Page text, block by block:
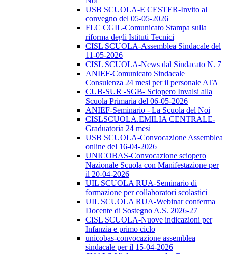
USB SCUOLA-E CESTER-Invito al
convegno del 05-05-2026
FLC CGIL-Comunicato Stampa sulla
riforma degli Istituti Tecnici
CISL SCUOLA-Assemblea Sindacale del
11-05-2026
CISL SCUOLA-News dal Sindacato N. 7
ANIEF-Comunicato Sindacale
Consulenza 24 mesi per il personale ATA
CUB-SUR -SGB- Sciopero Invalsi alla
Scuola Primaria del 06-05-2026
ANIEF-Seminario - La Scuola del Noi
CISLSCUOLA.EMILIA CENTRALE-
Graduatoria 24 mesi
USB SCUOLA-Convocazione Assemblea
online del 16-04-2026
UNICOBAS-Convocazione sciopero
Nazionale Scuola con Manifestazione per
il 20-04-2026
UIL SCUOLA RUA-Seminario di
formazione per collaboratori scolastici
UIL SCUOLA RUA-Webinar conferma
Docente di Sostegno A.S. 2026-27
CISL SCUOLA-Nuove indicazioni per
Infanzia e primo ciclo
unicobas-convocazione assemblea
sindacale per il 15-04-2026